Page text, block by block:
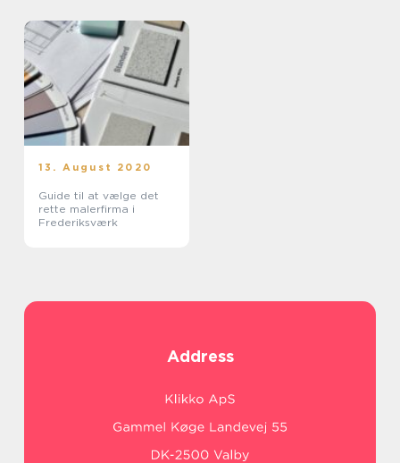
13. August 2020
Guide til at vælge det
rette malerfirma i
Frederiksværk
Address